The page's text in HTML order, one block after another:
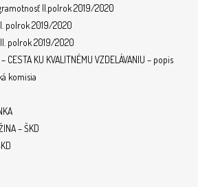
II.polrok 2019/2020
polrok 2019/2020
polrok 2019/2020
CESTA KU KVALITNÉMU VZDELÁVANIU – popis
komisia
– ŠKD